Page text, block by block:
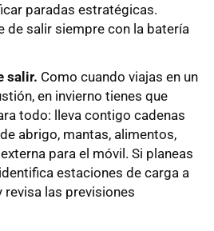
paradas estratégicas.
de salir siempre con la batería
salir. Como cuando viajas en un
en invierno tienes que
todo: lleva contigo cadenas
abrigo, mantas, alimentos,
para el móvil. Si planeas
estaciones de carga a
revisa las previsiones